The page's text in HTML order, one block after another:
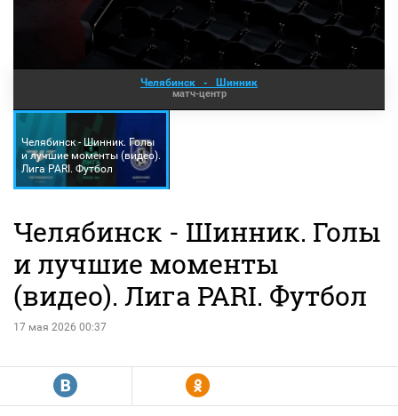
Челябинск - Шинник
матч-центр
Челябинск - Шинник. Голы
и лучшие моменты (видео).
Лига PARI. Футбол
Челябинск - Шинник. Голы
и лучшие моменты
(видео). Лига PARI. Футбол
17 мая 2026 00:37
R Y